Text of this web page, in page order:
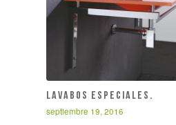
Lavabos especiales.
septiembre 19, 2016